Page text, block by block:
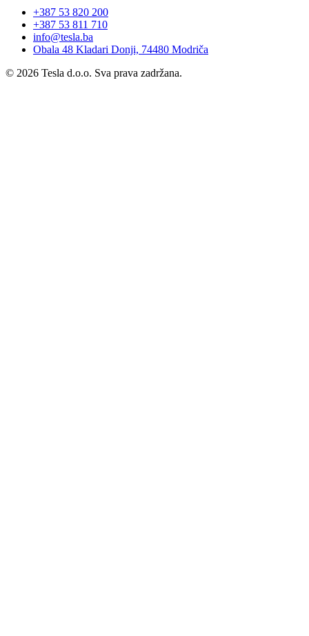
+387 53 820 200
+387 53 811 710
info@tesla.ba
Obala 48 Kladari Donji, 74480 Modriča
© 2026 Tesla d.o.o. Sva prava zadržana.